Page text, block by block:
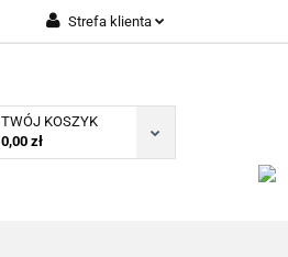
Strefa klienta
Zarejestruj się
Dodaj zgłoszenie
TWÓJ KOSZYK
0,00 zł